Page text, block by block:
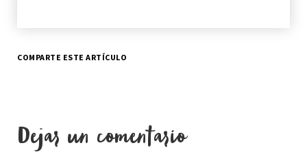
COMPARTE ESTE ARTÍCULO
Dejar un comentario